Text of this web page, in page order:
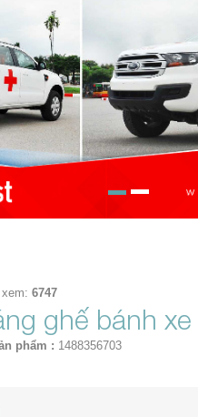
6747
ghế bánh xe
phẩm : 1488356703